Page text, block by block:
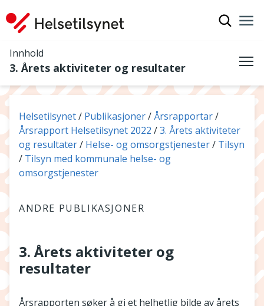
Innhold
3. Årets aktiviteter og resultater
Du er her:
Helsetilsynet Publikasjoner
Årsrapportar
Årsrapport Helsetilsynet 2022
3. Årets aktiviteter
og resultater
Helse- og omsorgstjenester
Tilsyn
Tilsyn med kommunale helse- og
omsorgstjenester
ANDRE PUBLIKASJONER
3. Årets aktiviteter og
resultater
Årsrapporten søker å gi et helhetlig bilde av årets